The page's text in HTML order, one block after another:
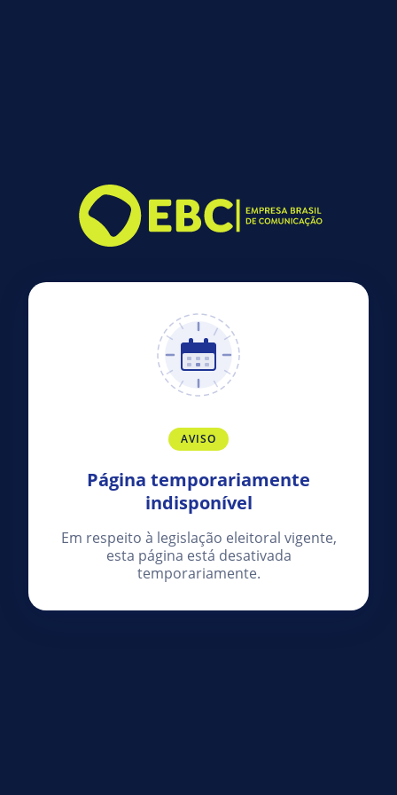
AVISO
Página temporariamente
indisponível
Em respeito à legislação eleitoral vigente,
esta página está desativada
temporariamente.